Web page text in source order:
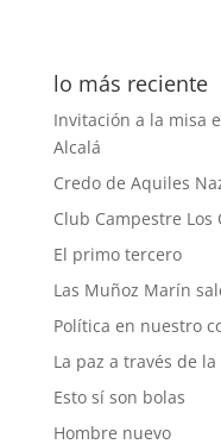
lo más reciente
Invitación a la misa
Alcalá
Credo de Aquiles
Club Campestre Los
El primo tercero
Las Muñoz Marín
Política en nuestro
La paz a través de
Esto sí son bolas
Hombre nuevo